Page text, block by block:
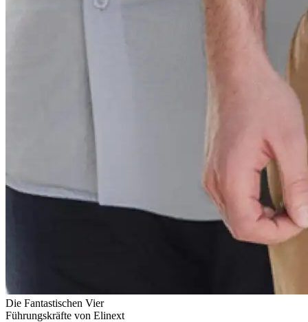
Die Fantastischen Vier
Führungskräfte von Elinext